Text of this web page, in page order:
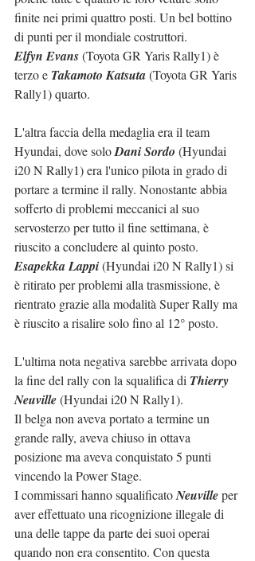
finite nei primi quattro posti. Un bel bottino
di punti per il mondiale costruttori.
Elfyn Evans (Toyota GR Yaris Rally1) è
terzo e Takamoto Katsuta (Toyota GR Yaris
Rally1) quarto.
L'altra faccia della medaglia era il team
Hyundai, dove solo Dani Sordo (Hyundai
i20 N Rally1) era l'unico pilota in grado di
portare a termine il rally. Nonostante abbia
sofferto di problemi meccanici al suo
servosterzo per tutto il fine settimana, è
riuscito a concludere al quinto posto.
Esapekka Lappi (Hyundai i20 N Rally1) si
è ritirato per problemi alla trasmissione, è
rientrato grazie alla modalità Super Rally ma
è riuscito a risalire solo fino al 12° posto.
L'ultima nota negativa sarebbe arrivata dopo
la fine del rally con la squalifica di Thierry
Neuville (Hyundai i20 N Rally1).
Il belga non aveva portato a termine un
grande rally, aveva chiuso in ottava
posizione ma aveva conquistato 5 punti
vincendo la Power Stage.
I commissari hanno squalificato Neuville per
aver effettuato una ricognizione illegale di
una delle tappe da parte dei suoi operai
quando non era consentito. Con questa